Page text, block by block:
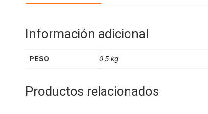
Información adicional
PESO 0.5 kg
Productos relacionados